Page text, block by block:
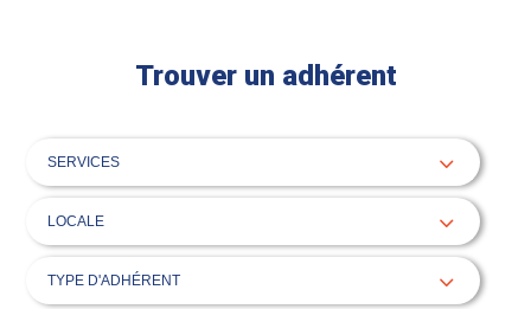
Trouver un adhérent